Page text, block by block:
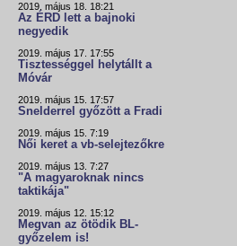
2019. május 18. 18:21
Az ÉRD lett a bajnoki
negyedik
2019. május 17. 17:55
Tisztességgel helytállt a
Móvár
2019. május 15. 17:57
Snelderrel győzött a Fradi
2019. május 15. 7:19
Női keret a vb-selejtezőkre
2019. május 13. 7:27
"A magyaroknak nincs
taktikája"
2019. május 12. 15:12
Megvan az ötödik BL-
győzelem is!